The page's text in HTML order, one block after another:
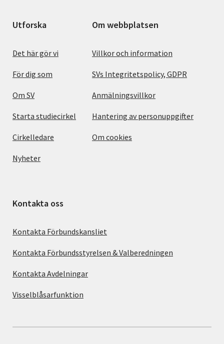
Utforska
Det här gör vi
För dig som
Om SV
Starta studiecirkel
Cirkelledare
Nyheter
Om webbplatsen
Villkor och information
SVs Integritetspolicy, GDPR
Anmälningsvillkor
Hantering av personuppgifter
Om cookies
Kontakta oss
Kontakta Förbundskansliet
Kontakta Förbundsstyrelsen & Valberedningen
Kontakta Avdelningar
Visselblåsarfunktion